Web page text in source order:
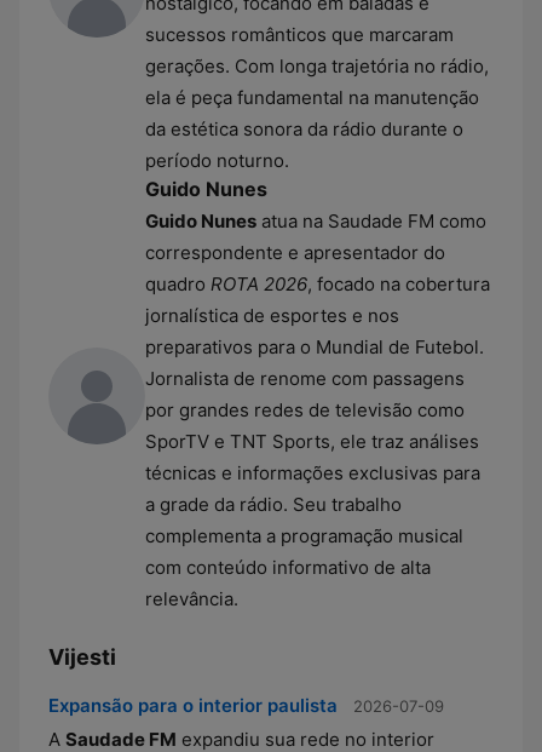
sucessos românticos que marcaram
gerações. Com longa trajetória no rádio,
ela é peça fundamental na manutenção
da estética sonora da rádio durante o
período noturno.
Guido Nunes
Guido Nunes atua na Saudade FM como
correspondente e apresentador do
quadro ROTA 2026, focado na cobertura
jornalística de esportes e nos
preparativos para o Mundial de Futebol.
Jornalista de renome com passagens
por grandes redes de televisão como
SporTV e TNT Sports, ele traz análises
técnicas e informações exclusivas para
a grade da rádio. Seu trabalho
complementa a programação musical
com conteúdo informativo de alta
relevância.
Vijesti
Expansão para o interior paulista 2026-07-09
A Saudade FM expandiu sua rede no interior